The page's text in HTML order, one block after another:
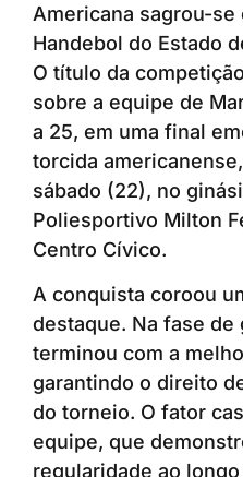
Americana sagrou-se
Handebol do Estado
O título da
sobre a equipe de
a 25, em uma final
torcida
sábado (22), no
Poliesportivo Milton
Centro Cívico.
A conquista coroou
destaque. Na fase de
terminou com a
garantindo o direito
do torneio. O fator
equipe, que
regularidade ao